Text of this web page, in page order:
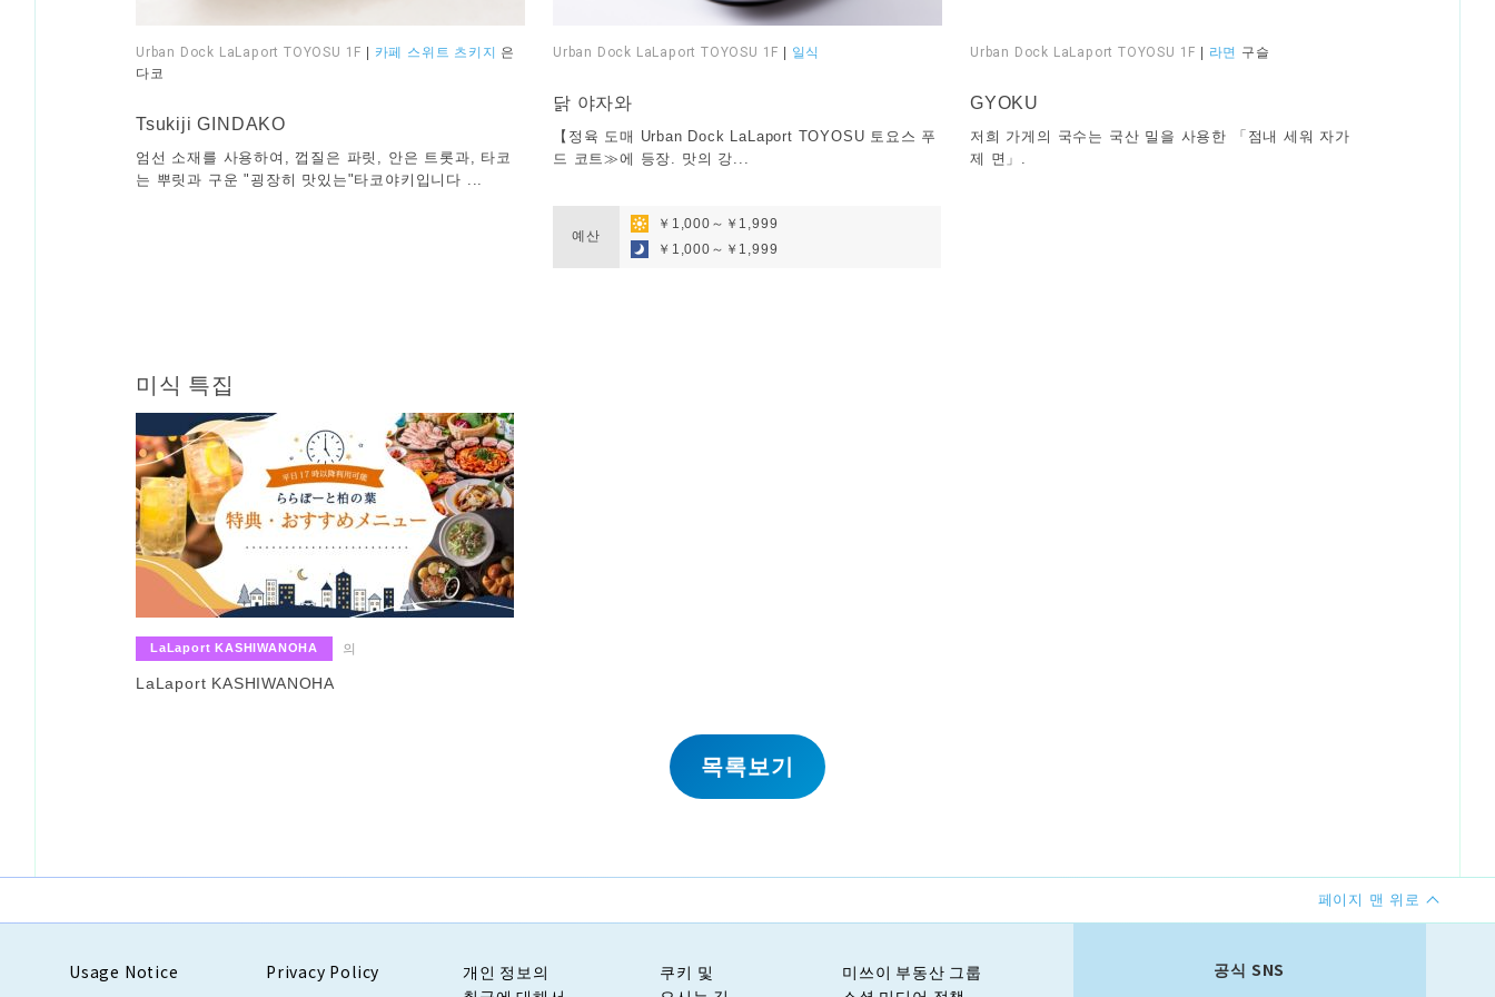
Urban Dock LaLaport TOYOSU 1F 카페 스위트 츠키지
은
다코
Tsukiji GINDAKO
엄선 소재를 사용하여, 껍질은 파릿, 안은 트롯과, 타코
는 뿌릿과 구운 "굉장히 맛있는"타코야키입니다 ...
Urban Dock LaLaport TOYOSU 1F 일식
닭 야자와
【정육 도매 Urban Dock LaLaport TOYOSU 토요스 푸
드 코트≫에 등장. 맛의 강...
예산
￥1,000～￥1,999
￥1,000～￥1,999
Urban Dock LaLaport TOYOSU 1F 라면 구슬
GYOKU
저희 가게의 국수는 국산 밀을 사용한 「점내 세워 자가
제 면」.
미식 특집
LaLaport KASHIWANOHA 의
LaLaport KASHIWANOHA
목록보기
페이지 맨 위로
Usage Notice Privacy Policy
개인 정보의
쿠키 및
미쓰이 부동산 그룹
공식 SNS